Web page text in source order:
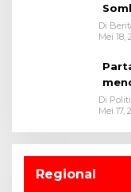
Di
Mei 18,
Di
Mei 17,
Regional